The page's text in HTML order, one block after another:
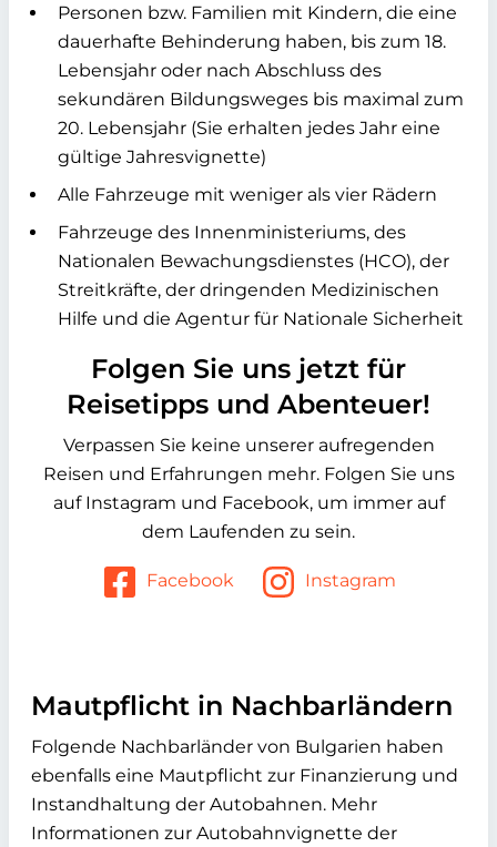
Personen bzw. Familien mit Kindern, die eine
dauerhafte Behinderung haben, bis zum 18.
Lebensjahr oder nach Abschluss des
sekundären Bildungsweges bis maximal zum
20. Lebensjahr (Sie erhalten jedes Jahr eine
gültige Jahresvignette)
Alle Fahrzeuge mit weniger als vier Rädern
Fahrzeuge des Innenministeriums, des
Nationalen Bewachungsdienstes (HCO), der
Streitkräfte, der dringenden Medizinischen
Hilfe und die Agentur für Nationale Sicherheit
Folgen Sie uns jetzt für
Reisetipps und Abenteuer!
Verpassen Sie keine unserer aufregenden
Reisen und Erfahrungen mehr. Folgen Sie uns
auf Instagram und Facebook, um immer auf
dem Laufenden zu sein.
Facebook Instagram
Mautpflicht in Nachbarländern
Folgende Nachbarländer von Bulgarien haben
ebenfalls eine Mautpflicht zur Finanzierung und
Instandhaltung der Autobahnen. Mehr
Informationen zur Autobahnvignette der